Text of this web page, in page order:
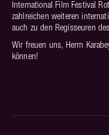
International Film Festival
zahlreichen weiteren
auch zu den Regisseuren
Wir freuen uns, Herrn
können!